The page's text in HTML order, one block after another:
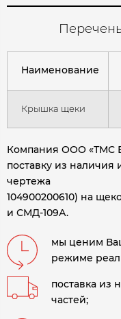
Наименование
Крышка щеки
Компания ООО «ТМС
поставку из
чертежа
104900200610) на
и СМД-109А.
мы ценим
режиме
поставка из
частей;